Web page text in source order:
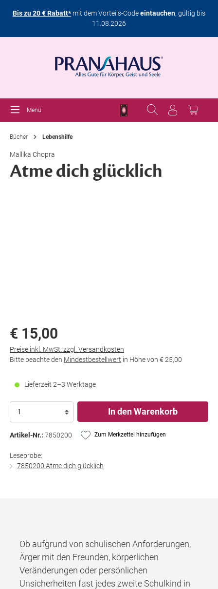
Bis zu 20 € Rabatt*mit dem Vorteils-Codeeintauchen, gültig bis
11.08.2026
Menü
Bücher Lebenshilfe
Mallika Chopra
Atme dich glücklich
€ 15,00
Preise inkl. MwSt. zzgl. Versandkosten
Bitte beachte den Mindestbestellwert in Höhe von € 25,00
Lieferzeit 2–3 Werktage
In den Warenkorb
Artikel-Nr.: 7850200 Zum Merkzettel hinzufügen
Leseprobe:
7850200 Atme dich glücklich
Ob aufgrund von schulischen Anforderungen,
Ärger mit den Freunden, körperlichen
Veränderungen oder persönlichen
Unsicherheiten fast jedes zweite Schulkind in